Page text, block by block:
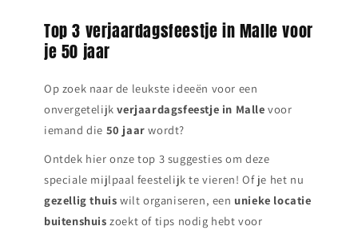
Top 3 verjaardagsfeestje in Malle voor
je 50 jaar
Op zoek naar de leukste ideeën voor een
onvergetelijkverjaardagsfeestje in Malle voor
iemand die 50 jaar wordt?
Ontdek hier onze top 3 suggesties om deze
speciale mijlpaal feestelijk te vieren! Of je het nu
gezellig thuis wilt organiseren, een unieke locatie
buitenshuis zoekt of tips nodig hebt voor